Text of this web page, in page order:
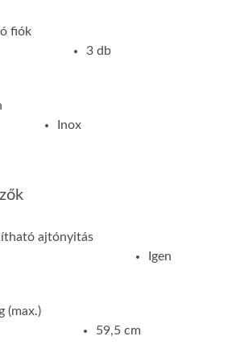
fiók
3 db
Inox
ajtónyitás
Igen
(max.)
59,5 cm